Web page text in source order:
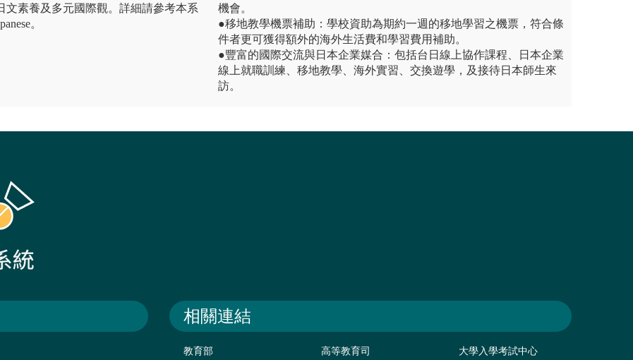
文素養及多元國際觀。詳細請參考本系
。
機會。
●移地教學機票補助：學校資助為期約一週的移地學習之機票，符合條
件者更可獲得額外的海外生活費和學習費用補助。
●豐富的國際交流與日本企業媒合：包括台日線上協作課程、日本企業
線上就職訓練、移地教學、海外實習、交換遊學，及接待日本師生來
訪。
相關連結
教育部 高等教育司 大學入學考試中心